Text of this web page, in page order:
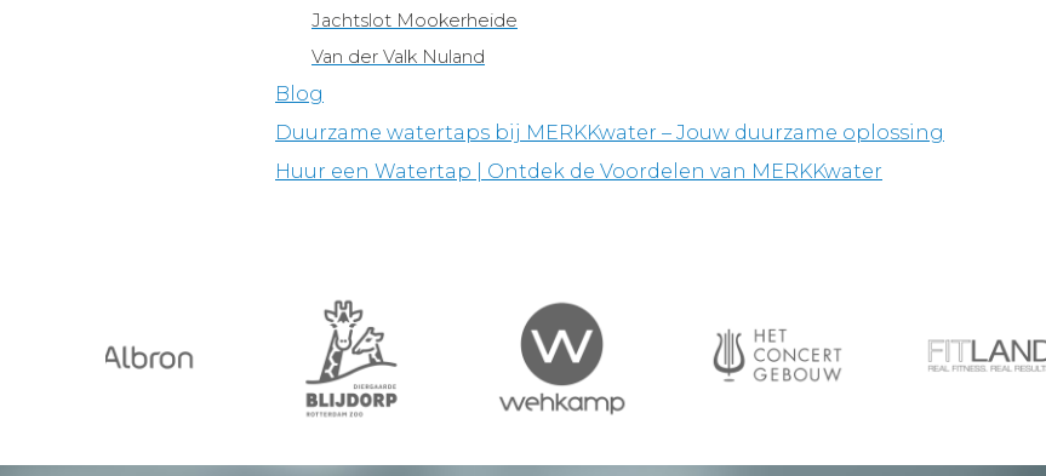
Jachtslot Mookerheide
Van der Valk Nuland
Blog
Duurzame watertaps bij MERKKwater – Jouw duurzame oplossing
Huur een Watertap | Ontdek de Voordelen van MERKKwater